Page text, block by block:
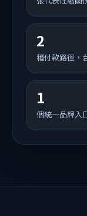
2
種付款路徑，
1
個統一品牌入